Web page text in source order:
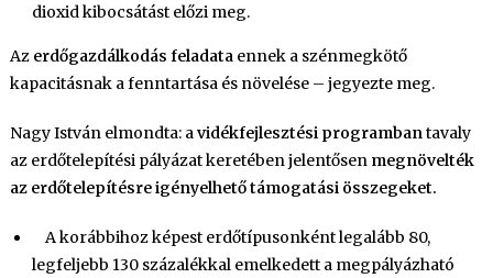
dioxid kibocsátást előzi meg.
Azerdőgazdálkodás feladataennek a szénmegkötő
kapacitásnak a fenntartása és növelése – jegyezte meg.
Nagy István elmondta: avidékfejlesztési programbantavaly
az erdőtelepítési pályázat keretében jelentősen megnövelték
az erdőtelepítésre igényelhető támogatási összegeket.
A korábbihoz képest erdőtípusonként legalább 80,
legfeljebb 130 százalékkal emelkedett a megpályázható